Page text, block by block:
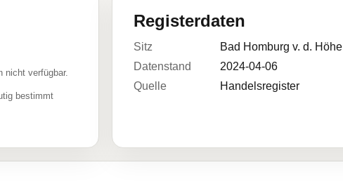
nicht verfügbar.
bestimmt
Registerdaten
Sitz
Bad Homburg v. d. Höhe
Datenstand
2024-04-06
Quelle
Handelsregister